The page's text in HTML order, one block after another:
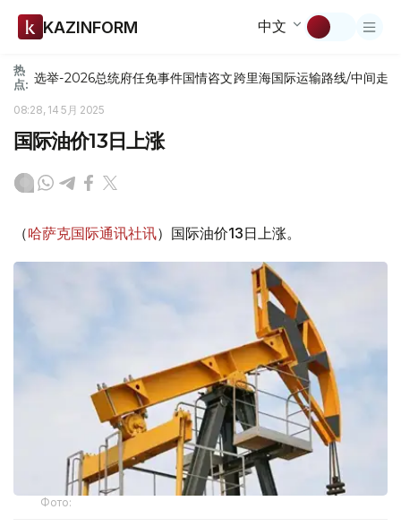
KAZINFORM 中文
热
点: 选举-2026总统府任免事件国情咨文跨里海国际运输路线/中间走廊
08:28, 14 5月 2025
国际油价13日上涨
（哈萨克国际通讯社讯）国际油价13日上涨。
Фото: